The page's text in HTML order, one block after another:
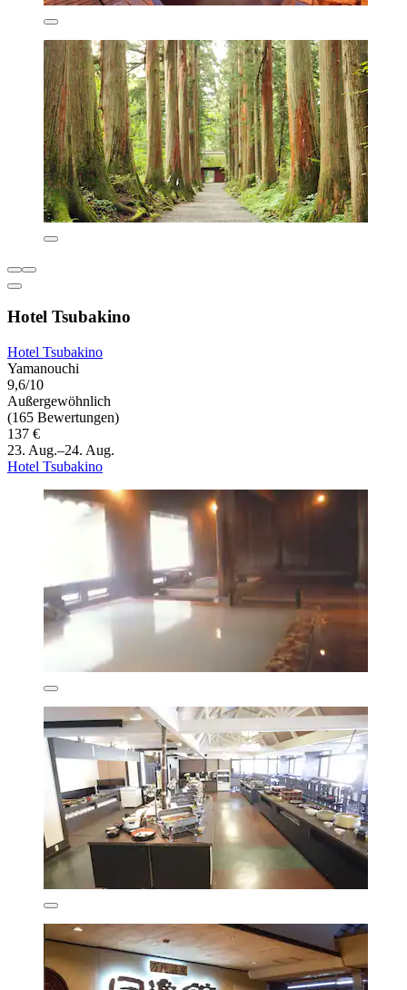
Hotel Tsubakino
Hotel Tsubakino
Yamanouchi
9,6/10
Außergewöhnlich
(165 Bewertungen)
137 €
23. Aug.–24. Aug.
Hotel Tsubakino